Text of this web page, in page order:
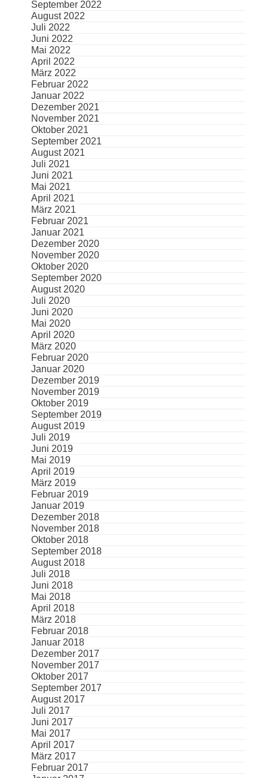
September 2022
August 2022
Juli 2022
Juni 2022
Mai 2022
April 2022
März 2022
Februar 2022
Januar 2022
Dezember 2021
November 2021
Oktober 2021
September 2021
August 2021
Juli 2021
Juni 2021
Mai 2021
April 2021
März 2021
Februar 2021
Januar 2021
Dezember 2020
November 2020
Oktober 2020
September 2020
August 2020
Juli 2020
Juni 2020
Mai 2020
April 2020
März 2020
Februar 2020
Januar 2020
Dezember 2019
November 2019
Oktober 2019
September 2019
August 2019
Juli 2019
Juni 2019
Mai 2019
April 2019
März 2019
Februar 2019
Januar 2019
Dezember 2018
November 2018
Oktober 2018
September 2018
August 2018
Juli 2018
Juni 2018
Mai 2018
April 2018
März 2018
Februar 2018
Januar 2018
Dezember 2017
November 2017
Oktober 2017
September 2017
August 2017
Juli 2017
Juni 2017
Mai 2017
April 2017
März 2017
Februar 2017